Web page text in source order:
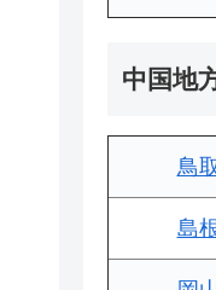
中国地
鳥
島